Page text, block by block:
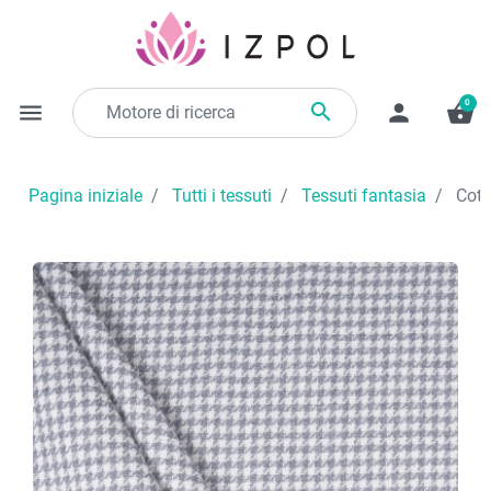
menu  person shopping_basket
0
Pagina iniziale Tutti i tessuti Tessuti fantasia